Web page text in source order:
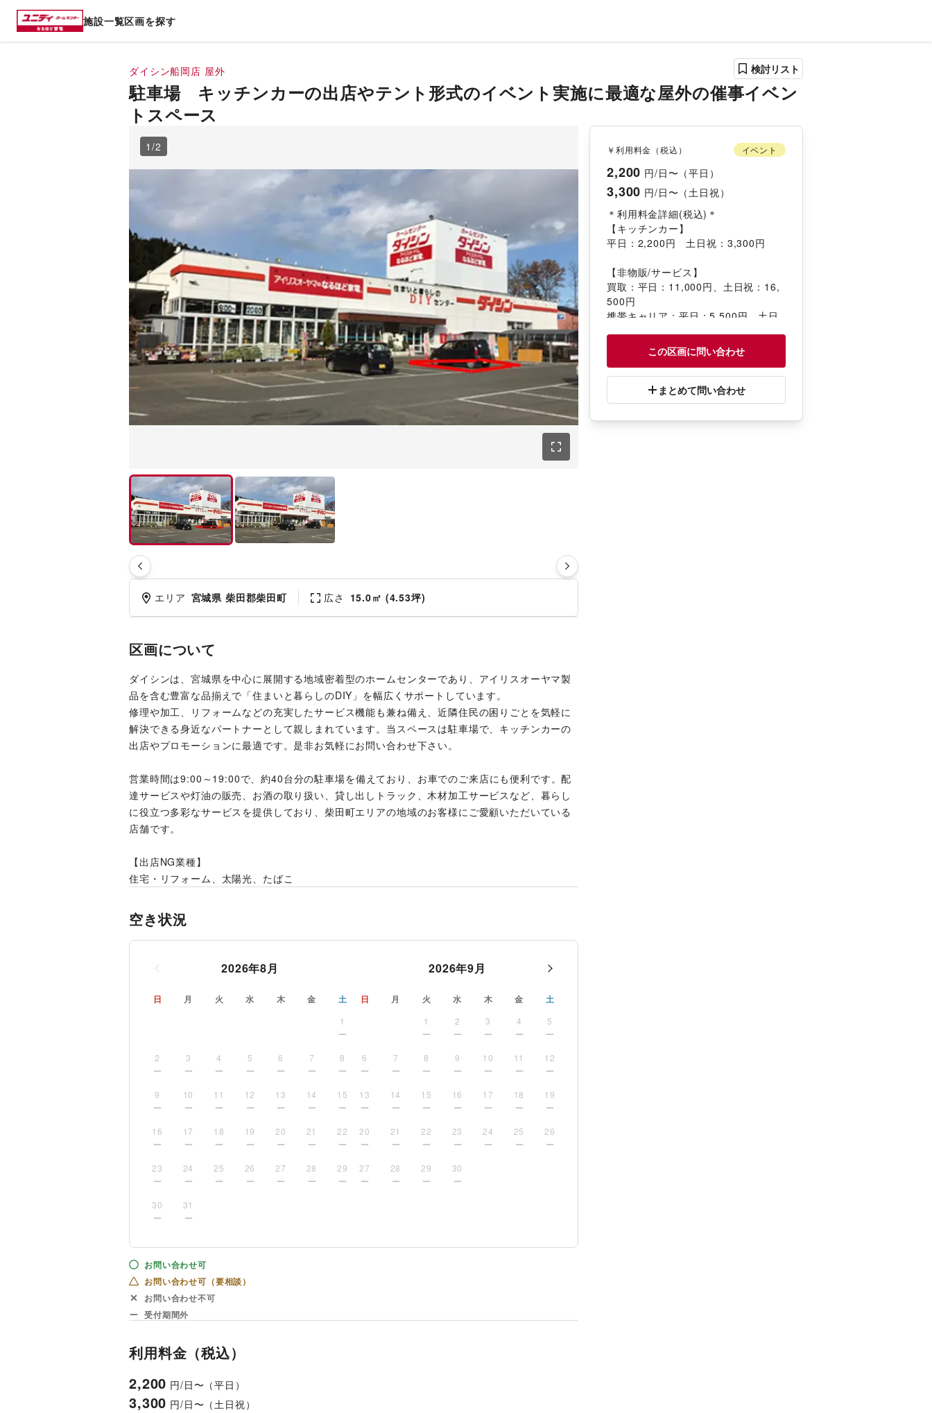
施設一覧区画を探す
ダイシン船岡店 屋外
駐車場 キッチンカーの出店やテント形式のイベント実施に最適な屋外の催事イベン
トスペース
検討リスト
1 /2
エリア 宮城県 柴田郡柴田町 広さ 15.0㎡ (4.53坪)
区画について
ダイシンは、宮城県を中心に展開する地域密着型のホームセンターであり、アイリスオーヤマ製
品を含む豊富な品揃えで「住まいと暮らしのDIY」を幅広くサポートしています。
修理や加工、リフォームなどの充実したサービス機能も兼ね備え、近隣住民の困りごとを気軽に
解決できる身近なパートナーとして親しまれています。当スペースは駐車場で、キッチンカーの
出店やプロモーションに最適です。是非お気軽にお問い合わせ下さい。
営業時間は9:00～19:00で、約40台分の駐車場を備えており、お車でのご来店にも便利です。配
達サービスや灯油の販売、お酒の取り扱い、貸し出しトラック、木材加工サービスなど、暮らし
に役立つ多彩なサービスを提供しており、柴田町エリアの地域のお客様にご愛顧いただいている
店舗です。
【出店NG業種】
住宅・リフォーム、太陽光、たばこ
空き状況
2026年8月
日 月 火 水 木 金 土
1
2 3 4 5 6 7 8
9 10 11 12 13 14 15
16 17 18 19 20 21 22
23 24 25 26 27 28 29
30 31
2026年9月
日 月 火 水 木 金 土
1 2 3 4 5
6 7 8 9 10 11 12
13 14 15 16 17 18 19
20 21 22 23 24 25 26
27 28 29 30
お問い合わせ可
お問い合わせ可（要相談）
お問い合わせ不可
受付期間外
利用料金（税込）
2,200 円/日〜（平日）
3,300 円/日〜（土日祝）
￥利用料金（税込） イベント
2,200 円/日〜（平日）
3,300 円/日〜（土日祝）
＊利用料金詳細(税込)＊
【キッチンカー】
平日：2,200円　土日祝：3,300円
【非物販/サービス】
買取：平日：11,000円、土日祝：16,
500円
携帯キャリア：平日：5,500円、土日
ウォーターサーバー：平日：11,000
円、土日祝：16,500円
宅配：平日：5,500円、土日祝：11,0
冠婚葬祭：平日：5,500円、土日祝：
5,500円
この区画に問い合わせ
まとめて問い合わせ